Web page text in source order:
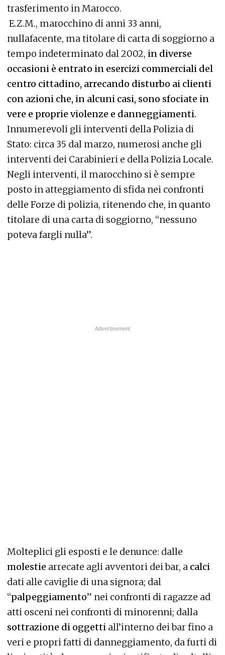
trasferimento in Marocco.
E.Z.M., marocchino di anni 33 anni,
nullafacente, ma titolare di carta di soggiorno a
tempo indeterminato dal 2002, in diverse
occasioni è entrato in esercizi commerciali del
centro cittadino, arrecando disturbo ai clienti
con azioni che, in alcuni casi, sono sfociate in
vere e proprie violenze e danneggiamenti.
Innumerevoli gli interventi della Polizia di
Stato: circa 35 dal marzo, numerosi anche gli
interventi dei Carabinieri e della Polizia Locale.
Negli interventi, il marocchino si è sempre
posto in atteggiamento di sfida nei confronti
delle Forze di polizia, ritenendo che, in quanto
titolare di una carta di soggiorno, “nessuno
poteva fargli nulla”.
Molteplici gli esposti e le denunce: dalle
molestie arrecate agli avventori dei bar, a calci
dati alle caviglie di una signora; dal
“palpeggiamento” nei confronti di ragazze ad
atti osceni nei confronti di minorenni; dalla
sottrazione di oggetti all’interno dei bar fino a
veri e propri fatti di danneggiamento, da furti di